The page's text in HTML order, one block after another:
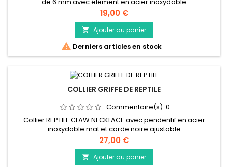
Prix
19,00 €
 Ajouter au panier
 Derniers articles en stock
COLLIER GRIFFE DE REPTILE
Commentaire(s): 0
Collier REPTILE CLAW NECKLACE avec pendentif en acier
inoxydable mat et corde noire ajustable
Prix
27,00 €
 Ajouter au panier